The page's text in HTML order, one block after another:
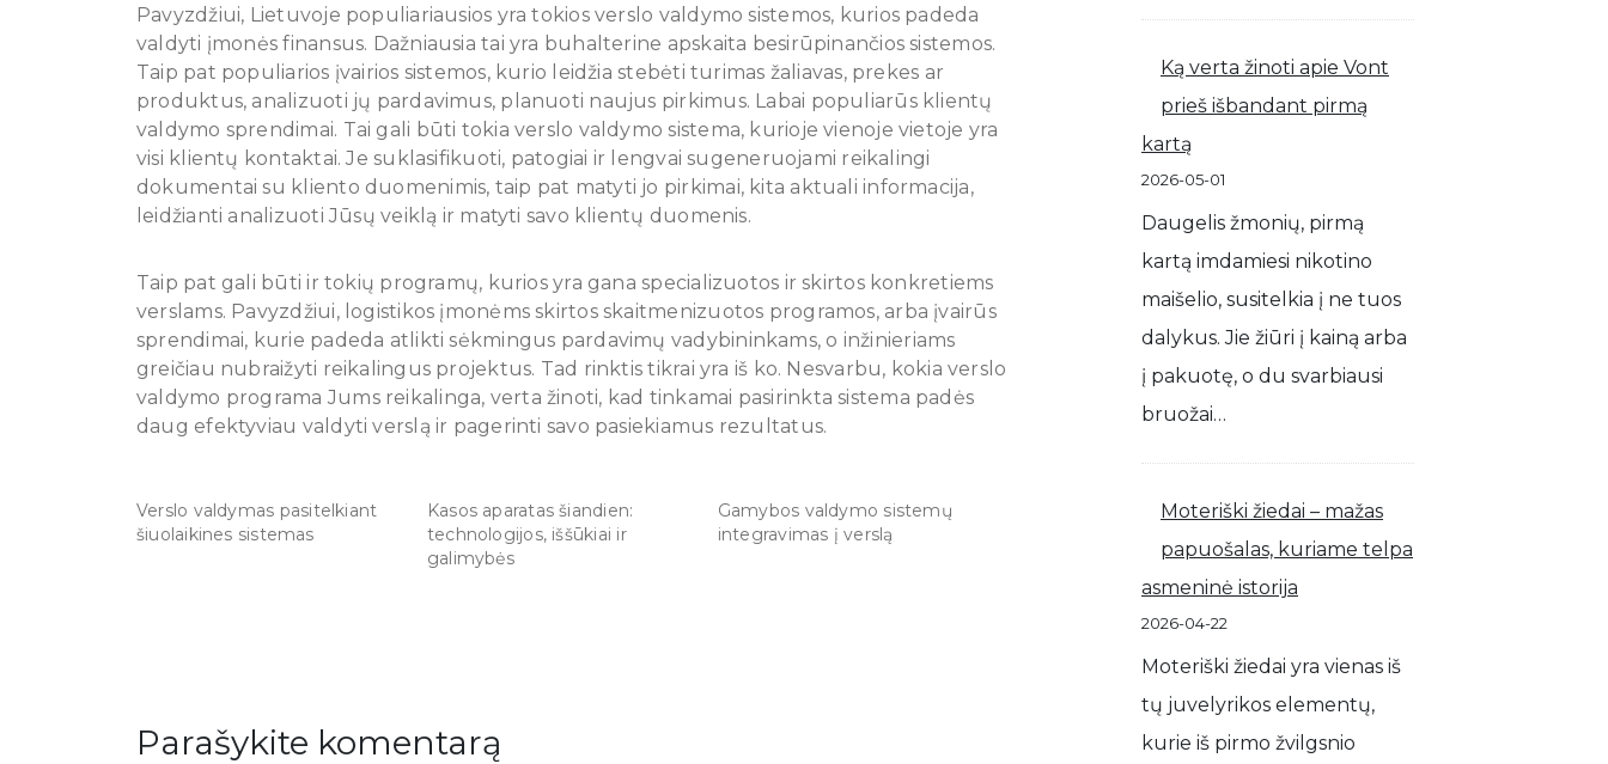
Pavyzdžiui, Lietuvoje populiariausios yra tokios verslo valdymo sistemos, kurios padeda
valdyti įmonės finansus. Dažniausia tai yra buhalterine apskaita besirūpinančios sistemos.
Taip pat populiarios įvairios sistemos, kurio leidžia stebėti turimas žaliavas, prekes ar
produktus, analizuoti jų pardavimus, planuoti naujus pirkimus. Labai populiarūs klientų
valdymo sprendimai. Tai gali būti tokia verslo valdymo sistema, kurioje vienoje vietoje yra
visi klientų kontaktai. Je suklasifikuoti, patogiai ir lengvai sugeneruojami reikalingi
dokumentai su kliento duomenimis, taip pat matyti jo pirkimai, kita aktuali informacija,
leidžianti analizuoti Jūsų veiklą ir matyti savo klientų duomenis.
Taip pat gali būti ir tokių programų, kurios yra gana specializuotos ir skirtos konkretiems
verslams. Pavyzdžiui, logistikos įmonėms skirtos skaitmenizuotos programos, arba įvairūs
sprendimai, kurie padeda atlikti sėkmingus pardavimų vadybininkams, o inžinieriams
greičiau nubraižyti reikalingus projektus. Tad rinktis tikrai yra iš ko. Nesvarbu, kokia verslo
valdymo programa Jums reikalinga, verta žinoti, kad tinkamai pasirinkta sistema padės
daug efektyviau valdyti verslą ir pagerinti savo pasiekiamus rezultatus.
Verslo valdymas pasitelkiant
šiuolaikines sistemas
Kasos aparatas šiandien:
technologijos, iššūkiai ir
galimybės
Gamybos valdymo sistemų
integravimas į verslą
Parašykite komentarą
Ką verta žinoti apie Vont
prieš išbandant pirmą
kartą
2026-05-01
Daugelis žmonių, pirmą
kartą imdamiesi nikotino
maišelio, susitelkia į ne tuos
dalykus. Jie žiūri į kainą arba
į pakuotę, o du svarbiausi
bruožai…
Moteriški žiedai – mažas
papuošalas, kuriame telpa
asmeninė istorija
2026-04-22
Moteriški žiedai yra vienas iš
tų juvelyrikos elementų,
kurie iš pirmo žvilgsnio